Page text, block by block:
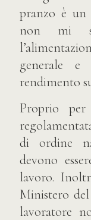
pranzo è un
non mi
generale e
rendimento
Proprio
di ordine
devono
lavoro.
Ministero
lavoratore